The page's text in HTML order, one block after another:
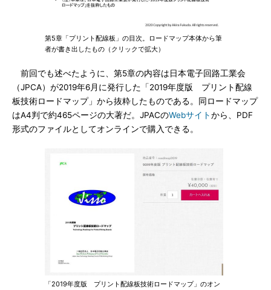
第5章「プリント配線板」の目次。ロードマップ本体から筆
者が書き出したもの（クリックで拡大）
前回でも述べたように、第5章の内容は日本電子回路工業会
（JPCA）が2019年6月に発行した「2019年度版 プリント配線
板技術ロードマップ」から抜粋したものである。同ロードマップ
はA4判で約465ページの大著だ。JPACのWebサイトから、PDF
形式のファイルとしてオンラインで購入できる。
「2019年度版 プリント配線板技術ロードマップ」のオン